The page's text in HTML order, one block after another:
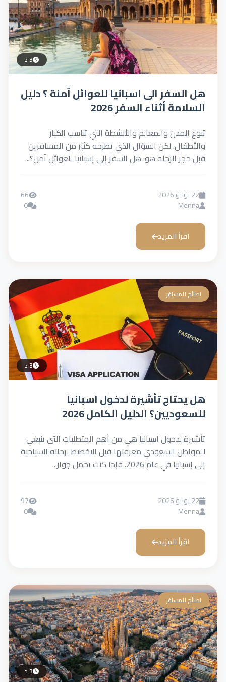
3 د
هل السفر الى اسبانيا للعوائل آمنة ؟ دليل
السلامة أثناء السفر 2026
تنوع المدن والمعالم والأنشطة التي تناسب الكبار
والأطفال. لكن السؤال الذي يطرحه كثير من المسافرين
قبل حجز الرحلة هو: هل السفر إلى إسبانيا للعوائل آمن؟...
22 يوليو 2026
Menna
66
0
اقرأ المزيد
نصائح للمسافر
3 د
هل يحتاج تأشيرة لدخول اسبانيا
للسعوديين؟ الدليل الكامل 2026
تأشيرة لدخول اسبانيا هي من أهم المتطلبات التي ينبغي
للمواطن السعودي معرفتها قبل التخطيط لرحلته السياحية
إلى إسبانيا في عام 2026. فإذا كنت تحمل جواز...
22 يوليو 2026
Menna
97
0
اقرأ المزيد
نصائح للمسافر
3 د